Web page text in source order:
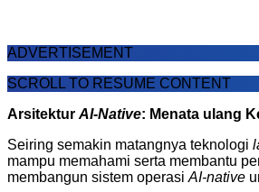
ADVERTISEMENT
SCROLL TO RESUME CONTENT
Arsitektur AI-Native: Menata ulang
Seiring semakin matangnya teknologi
mampu memahami serta membantu
membangun sistem operasi AI-native